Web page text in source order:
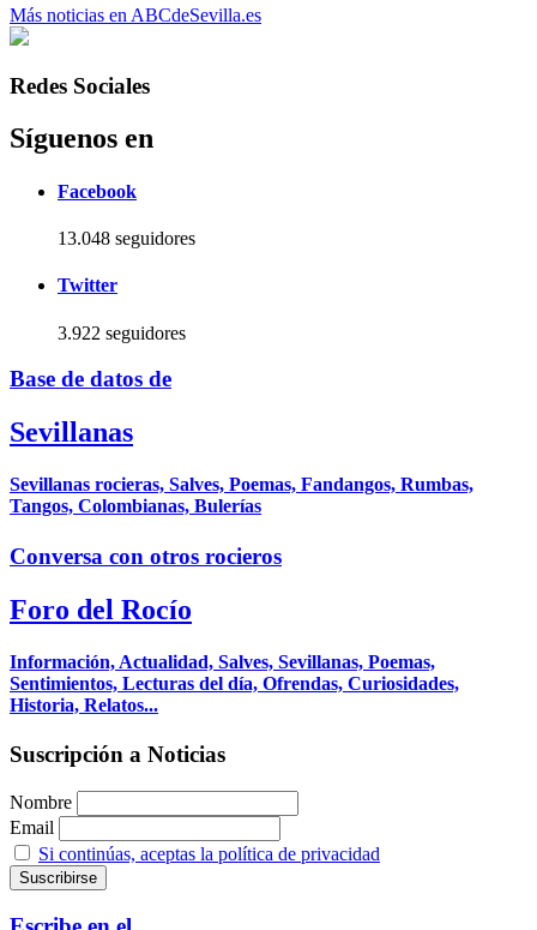
Más noticias en ABCdeSevilla.es
Redes Sociales
Síguenos en
Facebook
13.048 seguidores
Twitter
3.922 seguidores
Base de datos de
Sevillanas
Sevillanas rocieras, Salves, Poemas, Fandangos, Rumbas,
Tangos, Colombianas, Bulerías
Conversa con otros rocieros
Foro del Rocío
Información, Actualidad, Salves, Sevillanas, Poemas,
Sentimientos, Lecturas del día, Ofrendas, Curiosidades,
Historia, Relatos...
Suscripción a Noticias
Nombre
Email
Si continúas, aceptas la política de privacidad